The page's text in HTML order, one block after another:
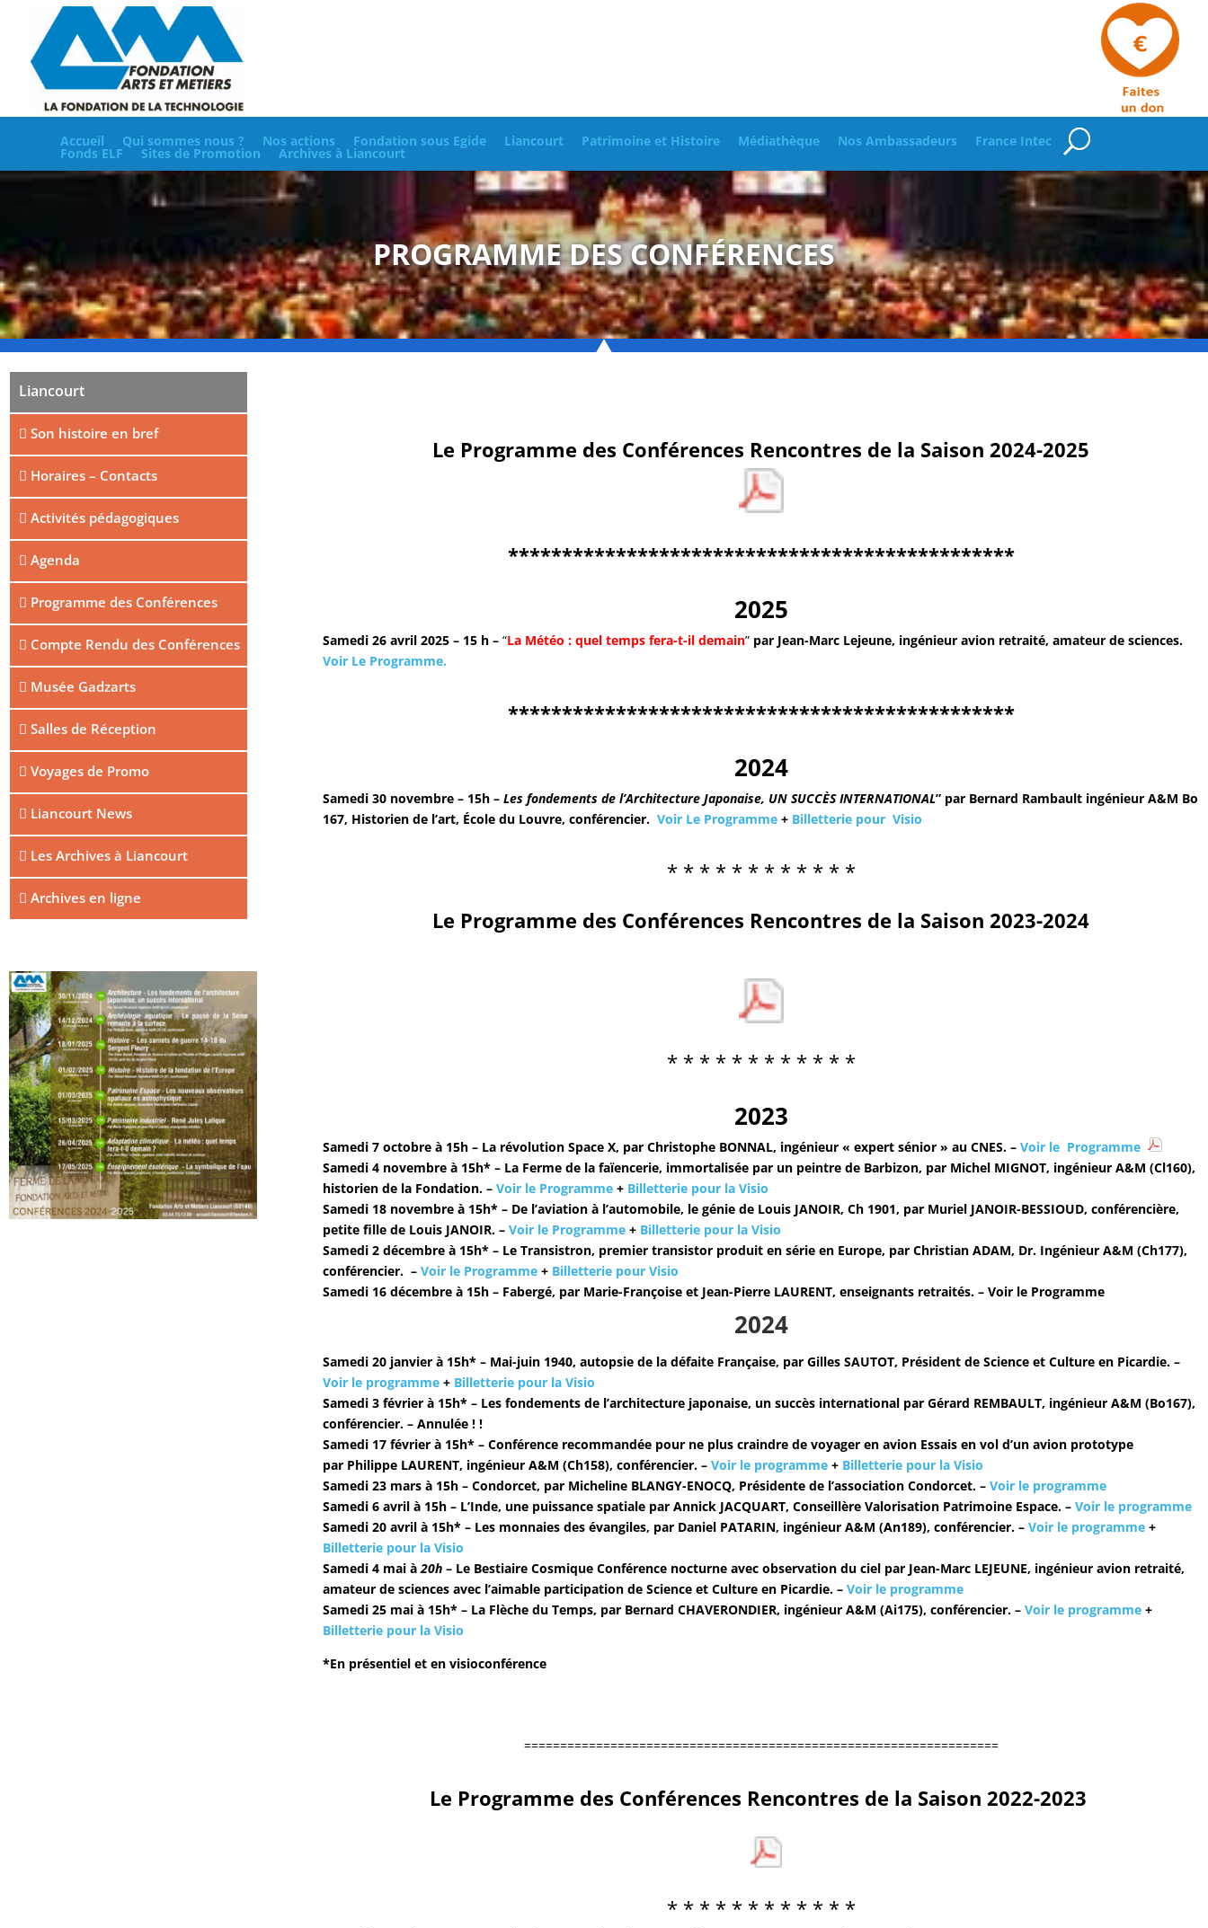
Accueil Qui sommes nous ? Nos actions Fondation sous Egide Liancourt Patrimoine et Histoire Médiathèque Nos Ambassadeurs France Intec
Fonds ELF Sites de Promotion Archives à Liancourt
PROGRAMME DES CONFÉRENCES
Liancourt
Son histoire en bref
Horaires – Contacts
Activités pédagogiques
Agenda
Programme des Conférences
Compte Rendu des Conférences
Musée Gadzarts
Salles de Réception
Voyages de Promo
Liancourt News
Les Archives à Liancourt
Archives en ligne
Le Programme des Conférences Rencontres de la Saison 2024-2025
***********************************************
2025
Samedi 26 avril 2025 – 15 h –“La Météo :quel temps fera-t-il demain” par Jean-Marc Lejeune, ingénieur avion retraité, amateur de sciences.
Voir Le Programme.
***********************************************
2024
Samedi 30 novembre – 15h –Les fondements de l’Architecture Japonaise, UN SUCCÈS INTERNATIONAL” par Bernard Rambault ingénieur A&M Bo
167, Historien de l’art, École du Louvre, conférencier. Voir Le Programme + Billetterie pour Visio
* * * * * * * * * * * *
Le Programme des Conférences Rencontres de la Saison 2023-2024
* * * * * * * * * * * *
2023
Samedi 7 octobre à 15h – La révolutionSpace X, par Christophe BONNAL, ingénieur « expert sénior » au CNES. –Voir le Programme
Samedi 4 novembre à 15h* – La Ferme de la faïencerie, immortalisée par un peintre de Barbizon, par Michel MIGNOT, ingénieur A&M (Cl160),
historien de la Fondation. –Voir le Programme + Billetterie pour la Visio
Samedi 18 novembre à 15h* – De l’aviation à l’automobile, le génie de Louis JANOIR, Ch 1901, par Muriel JANOIR-BESSIOUD, conférencière,
petite fille de Louis JANOIR. –Voir le Programme + Billetterie pour la Visio
Samedi 2 décembre à 15h* – Le Transistron, premier transistor produit en série en Europe, par Christian ADAM, Dr. Ingénieur A&M (Ch177),
conférencier. –Voir le Programme + Billetterie pour Visio
Samedi 16 décembre à 15h – Fabergé, par Marie-Françoise et Jean-Pierre LAURENT, enseignants retraités. – Voir le Programme
2024
Samedi 20 janvier à 15h* – Mai-juin 1940, autopsie de la défaite Française, par Gilles SAUTOT, Président de Science et Culture en Picardie. –
Voir le programme + Billetterie pour la Visio
Samedi 3 février à 15h* – Les fondements de l’architecture japonaise, un succès international par Gérard REMBAULT, ingénieur A&M (Bo167),
conférencier. – Annulée ! !
Samedi 17 février à 15h* – Conférence recommandée pour ne plus craindre de voyager en avion Essais en vol d’un avion prototype
par Philippe LAURENT, ingénieur A&M (Ch158), conférencier. –Voir le programme + Billetterie pour la Visio
Samedi 23 mars à 15h – Condorcet, par Micheline BLANGY-ENOCQ, Présidente de l’association Condorcet. –Voir le programme
Samedi 6 avril à 15h – L’Inde, une puissance spatiale par Annick JACQUART, Conseillère Valorisation Patrimoine Espace. –Voir le programme
Samedi 20 avril à 15h* – Les monnaies des évangiles, par Daniel PATARIN, ingénieur A&M (An189), conférencier. –Voir le programme +
Billetterie pour la Visio
Samedi 4 mai à20h – Le Bestiaire Cosmique Conférence nocturne avec observation du ciel par Jean-Marc LEJEUNE, ingénieur avion retraité,
amateur de sciences avec l’aimable participation de Science et Culture en Picardie. –Voir le programme
Samedi 25 mai à 15h* – La Flèche du Temps, par Bernard CHAVERONDIER, ingénieur A&M (Ai175), conférencier. –Voir le programme +
Billetterie pour la Visio
*En présentiel et en visioconférence
==================================================================
Le Programme des Conférences Rencontres de la Saison 2022-2023
* * * * * * * * * * * *